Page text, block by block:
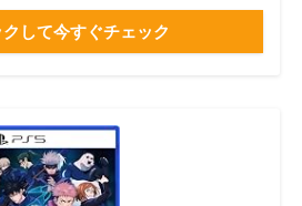
して今すぐチェック